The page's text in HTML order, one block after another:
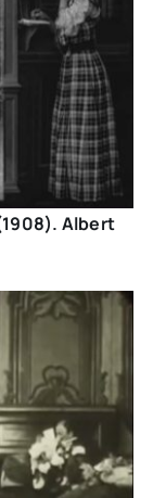
(1908). Albert